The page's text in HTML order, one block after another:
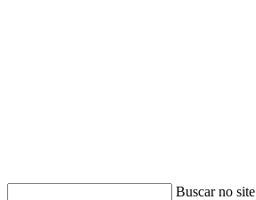
Buscar no site